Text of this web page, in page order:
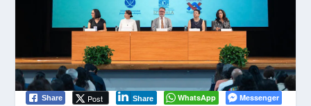
Share Post Share WhatsApp Messenger